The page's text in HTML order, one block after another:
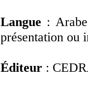
Langue :
présentation ou
Éditeur :